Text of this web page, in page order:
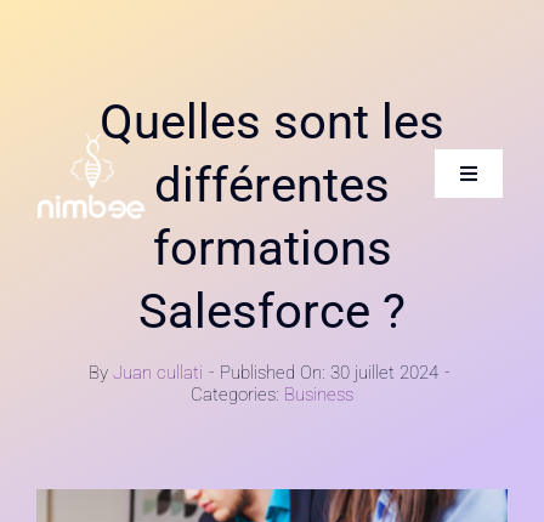
Toggle
Accueil
Qui sommes-nous
Nos services
Quelles sont les
différentes
formations
Salesforce ?
By Juan cullati - Published On: 30 juillet 2024 -
Categories: Business